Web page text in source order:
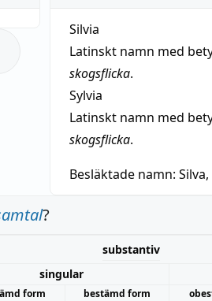
Silvia
Latinskt namn med
skogsflicka.
Sylvia
Latinskt namn med
skogsflicka.
Besläktade namn:
?
substantiv
singular
form bestämd form